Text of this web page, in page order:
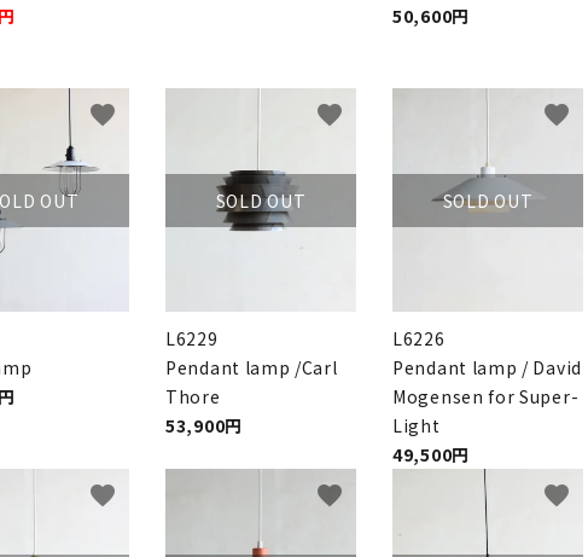
50,600円
OUT
favorite
SOLD OUT
L6229
Pendant lamp /Carl
Thore
53,900円
favorite
SOLD OUT
L6226
Pendant lamp / David
Mogensen for Super-
Light
49,500円
favorite
favorite favorite favorite